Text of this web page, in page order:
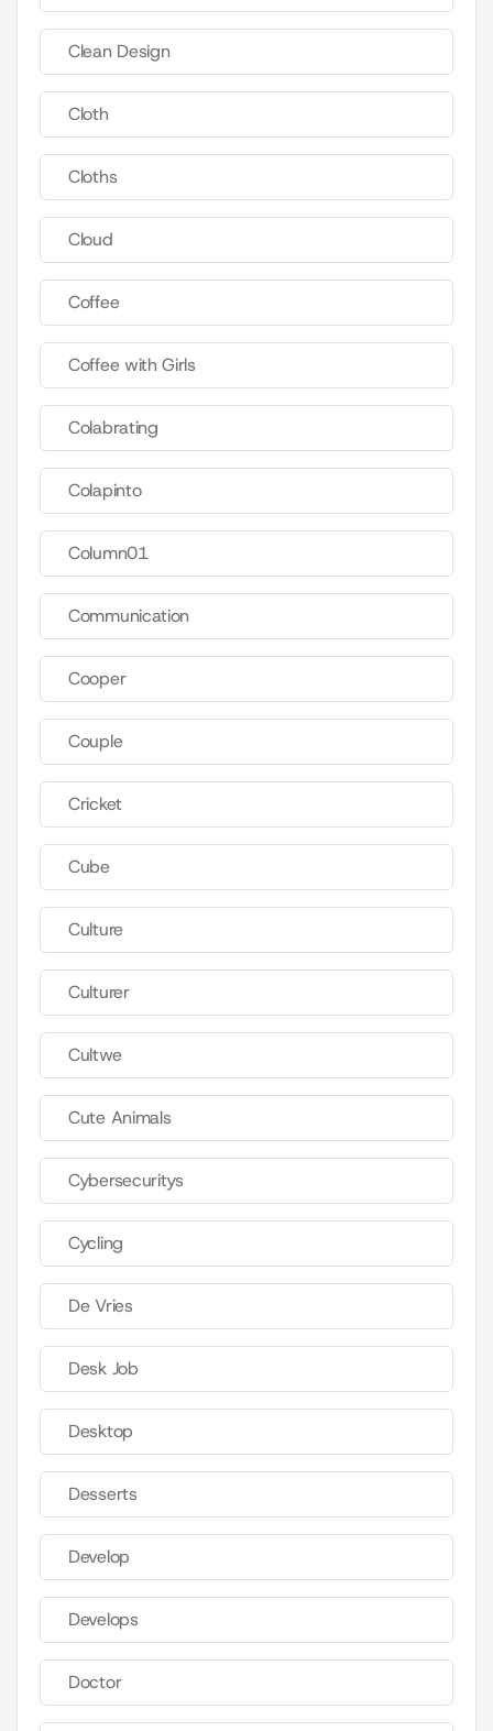
Clean Design
Cloth
Cloths
Cloud
Coffee
Coffee with Girls
Colabrating
Colapinto
Column01
Communication
Cooper
Couple
Cricket
Cube
Culture
Culturer
Cultwe
Cute Animals
Cybersecuritys
Cycling
De Vries
Desk Job
Desktop
Desserts
Develop
Develops
Doctor